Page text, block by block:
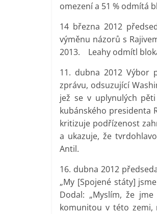
omezení a 51 % odmítá
14 března 2012
výměnu názorů s
2013. Leahy odmítl
11. dubna 2012 Výbor
zprávu, odsuzující
jež se v uplynulých
kubánského presidenta
kritizuje podřízenost
a ukazuje, že
Antil.
16. dubna 2012
„My [Spojené státy]
Dodal: „Myslím, že
komunitou v této zemi,